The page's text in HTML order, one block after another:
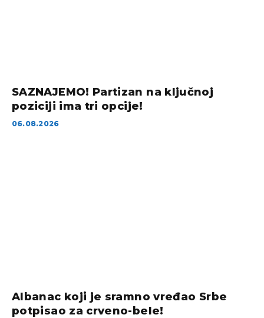
SAZNAJEMO! Partizan na ključnoj
poziciji ima tri opcije!
06.08.2026
Albanac koji je sramno vređao Srbe
potpisao za crveno-bele!